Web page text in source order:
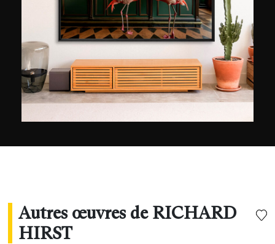
des années et aux nombreuses rencontres avec
d’autres artistes réputés du pays. Se levant
chaque matin avant l’aube pour capturer la ville
sous une lumière et un angle différent, sa
collection d’images dresse un portrait intense de
la mégalopole. Avec l’avènement des réseaux
sociaux et de la photographie numérique,
Autres œuvres de RICHARD
HIRST